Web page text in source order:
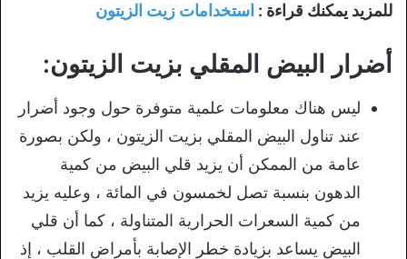
للمزيد يمكنك قراءة : استخدامات زيت الزيتون
أضرار البيض المقلي بزيت الزيتون:
ليس هناك معلومات علمية متوفرة حول وجود أضرار
عند تناول البيض المقلي بزيت الزيتون ، ولكن بصورة
عامة من الممكن أن يزيد قلي البيض من كمية
الدهون بنسبة تصل لخمسون في المائة ، وعليه يزيد
من كمية السعرات الحرارية المتناولة ، كما أن قلي
البيض يساعد بزيادة خطر الإصابة بأمراض القلب ، إذ